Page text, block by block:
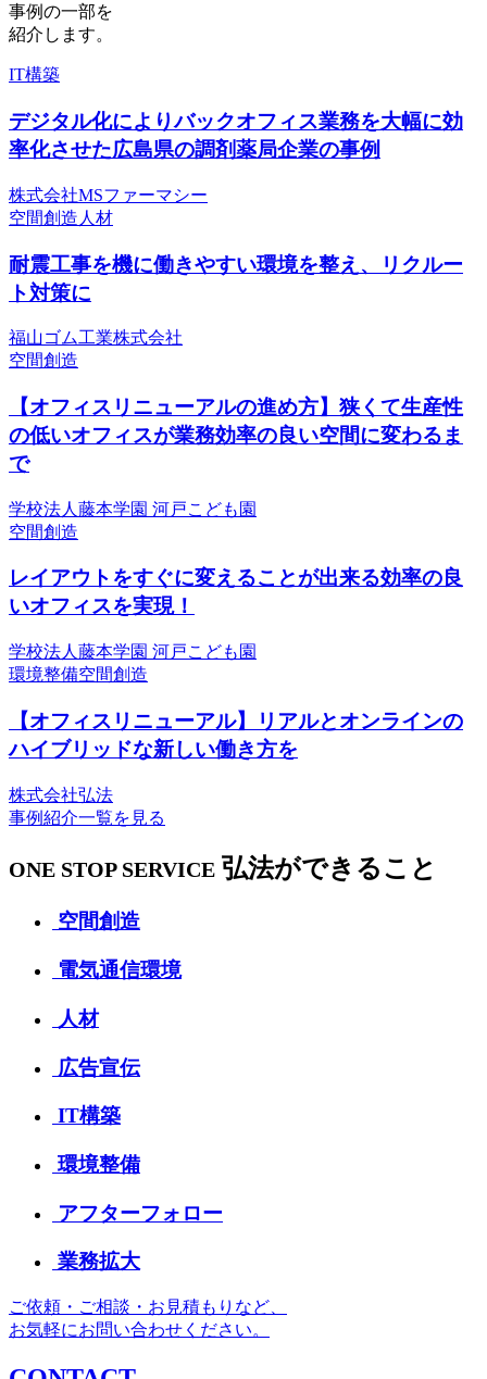
事例の一部を
紹介します。
IT構築
デジタル化によりバックオフィス業務を大幅に効
率化させた広島県の調剤薬局企業の事例
株式会社MSファーマシー
空間創造 人材
耐震工事を機に働きやすい環境を整え、リクルー
ト対策に
福山ゴム工業株式会社
空間創造
【オフィスリニューアルの進め方】狭くて生産性
の低いオフィスが業務効率の良い空間に変わるま
で
学校法人藤本学園 河戸こども園
空間創造
レイアウトをすぐに変えることが出来る効率の良
いオフィスを実現！
学校法人藤本学園 河戸こども園
環境整備空間創造
【オフィスリニューアル】リアルとオンラインの
ハイブリッドな新しい働き方を
株式会社弘法
事例紹介一覧を見る
ONE STOP SERVICE 弘法ができること
空間創造
電気通信環境
人材
広告宣伝
IT構築
環境整備
アフターフォロー
業務拡大
ご依頼・ご相談・お見積もりなど、
お気軽にお問い合わせください。